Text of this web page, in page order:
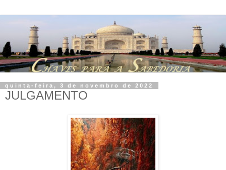
quinta-feira, 3 de novembro de 2022
JULGAMENTO